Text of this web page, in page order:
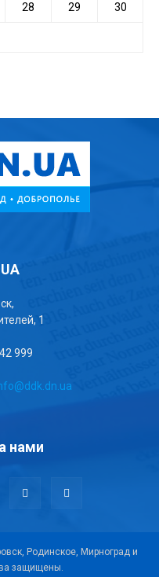
28 29 30
1
999
нами
Родинское, Мирноград и
защищены.